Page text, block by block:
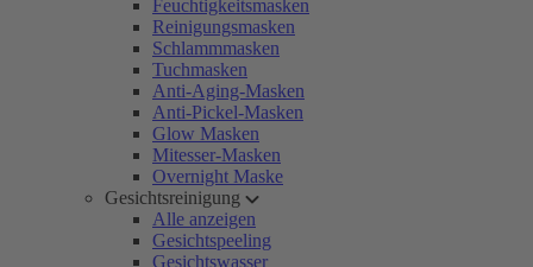
Feuchtigkeitsmasken
Reinigungsmasken
Schlammmasken
Tuchmasken
Anti-Aging-Masken
Anti-Pickel-Masken
Glow Masken
Mitesser-Masken
Overnight Maske
Gesichtsreinigung
Alle anzeigen
Gesichtspeeling
Gesichtswasser